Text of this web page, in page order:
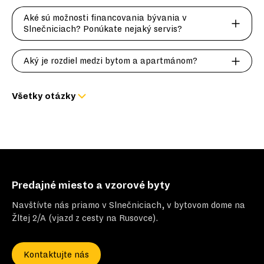
Aké sú možnosti financovania bývania v
Slnečniciach? Ponúkate nejaký servis?
Aký je rozdiel medzi bytom a apartmánom?
Všetky otázky
Predajné miesto a vzorové byty
Navštívte nás priamo v Slnečniciach, v bytovom dome na
Žltej 2/A (vjazd z cesty na Rusovce).
Kontaktujte nás